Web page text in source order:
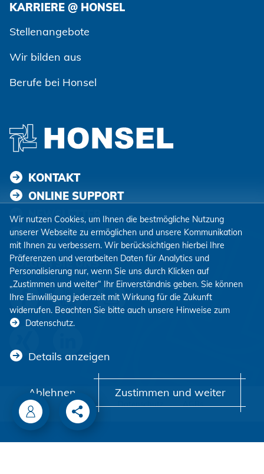
KARRIERE @ HONSEL
Stellenangebote
Wir bilden aus
Berufe bei Honsel
KONTAKT
ONLINE SUPPORT
NEWSLETTER
DOWNLOADS
FOLGEN SIE UNS
Impressum
Wir nutzen Cookies, um Ihnen die bestmögliche Nutzung
unserer Webseite zu ermöglichen und unsere Kommunikation
mit Ihnen zu verbessern. Wir berücksichtigen hierbei Ihre
Präferenzen und verarbeiten Daten für Analytics und
Personalisierung nur, wenn Sie uns durch Klicken auf
„Zustimmen und weiter“ Ihr Einverständnis geben. Sie können
Ihre Einwilligung jederzeit mit Wirkung für die Zukunft
widerrufen. Beachten Sie bitte auch unsere Hinweise zum
Datenschutz.
Details anzeigen
Ablehnen Zustimmen und weiter